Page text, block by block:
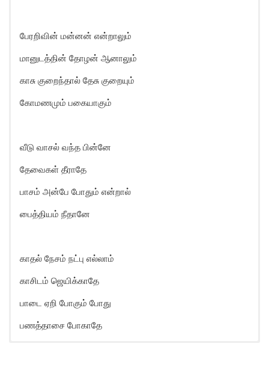
பேரறிவின் மன்னன் என்றாலும்
மானுடத்தின் தோழன் ஆனாலும்
காசு குறைந்தால் தேசு குறையும்
கோமணமும் பகையாகும்
வீடு வாசல் வந்த பின்னே
தேவைகள் தீராதே
பாசம் அன்பே போதும் என்றால்
பைத்தியம் நீதானே
காதல் நேசம் நட்பு எல்லாம்
காசிடம் ஜெயிக்காதே
பாடை ஏறி போகும் போது
பணத்தாசை போகாதே